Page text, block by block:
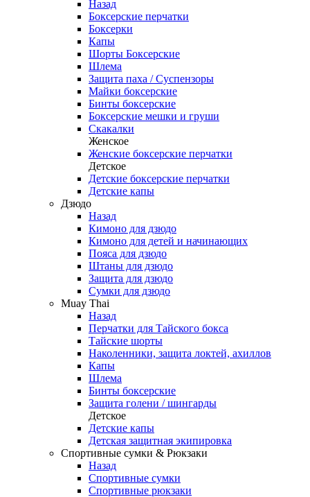
Назад
Боксерские перчатки
Боксерки
Капы
Шорты Боксерские
Шлема
Защита паха / Суспензоры
Майки боксерские
Бинты боксерские
Боксерские мешки и груши
Скакалки
Женское
Женские боксерские перчатки
Детское
Детские боксерские перчатки
Детские капы
Дзюдо
Назад
Кимоно для дзюдо
Кимоно для детей и начинающих
Пояса для дзюдо
Штаны для дзюдо
Защита для дзюдо
Сумки для дзюдо
Muay Thai
Назад
Перчатки для Тайского бокса
Тайские шорты
Наколенники, защита локтей, ахиллов
Капы
Шлема
Бинты боксерские
Защита голени / шингарды
Детское
Детские капы
Детская защитная экипировка
Спортивные сумки & Рюкзаки
Назад
Спортивные сумки
Спортивные рюкзаки